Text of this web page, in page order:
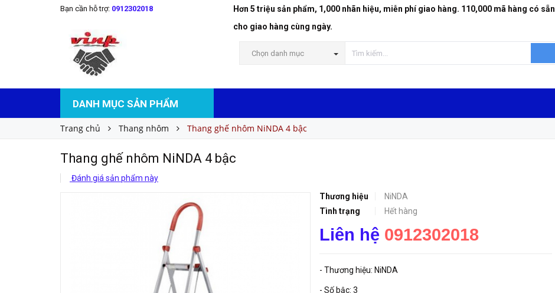
Bạn cần hỗ trợ: 0912302018
Hơn 5 triệu sản phẩm, 1,000 nhãn hiệu, miễn phí giao hàng. 110,000 mã hàng có sẵn
cho giao hàng cùng ngày.
Chọn danh mục
DANH MỤC SẢN PHẨM
Trang chủ Thang nhôm Thang ghế nhôm NiNDA 4 bậc
Thang ghế nhôm NiNDA 4 bậc
Đánh giá sản phẩm này
Thương hiệu
NiNDA
Tình trạng
Hết hàng
Liên hệ 0912302018
- Thương hiệu: NiNDA
- Số bậc: 3
Thang ghế nhôm NiNDA 4 bậc